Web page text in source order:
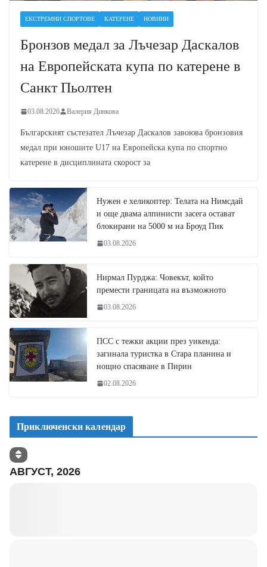
ЕКСТРЕМНИ СПОРТОВЕ КАТЕРЕНЕ НОВИНИ
Бронзов медал за Лъчезар Даскалов
на Европейската купа по катерене в
Санкт Пьолтен
03.08.2026 Валерия Динкова
Българският състезател Лъчезар Даскалов завоюва бронзовия
медал при юношите U17 на Европейска купа по спортно
катерене в дисциплината скорост за
Нужен е хеликоптер: Телата на Нимсдай
и още двама алпинисти засега остават
блокирани на 5000 м на Броуд Пик
03.08.2026
Нирмал Пурджа: Човекът, който
премести границата на възможното
03.08.2026
ПСС с тежки акции през уикенда:
загинала туристка в Стара планина и
нощно спасяване в Пирин
02.08.2026
Приключенски календар
АВГУСТ, 2026